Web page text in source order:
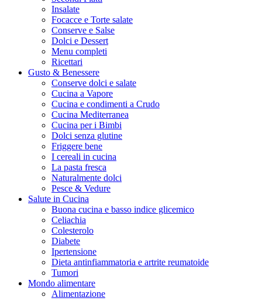
Insalate
Focacce e Torte salate
Conserve e Salse
Dolci e Dessert
Menu completi
Ricettari
Gusto & Benessere
Conserve dolci e salate
Cucina a Vapore
Cucina e condimenti a Crudo
Cucina Mediterranea
Cucina per i Bimbi
Dolci senza glutine
Friggere bene
I cereali in cucina
La pasta fresca
Naturalmente dolci
Pesce & Vedure
Salute in Cucina
Buona cucina e basso indice glicemico
Celiachia
Colesterolo
Diabete
Ipertensione
Dieta antinfiammatoria e artrite reumatoide
Tumori
Mondo alimentare
Alimentazione